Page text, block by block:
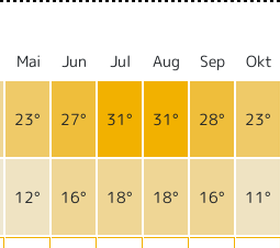
Mai Jun Jul Aug Sep Okt
23° 27° 31° 31° 28° 23°
12° 16° 18° 18° 16° 11°